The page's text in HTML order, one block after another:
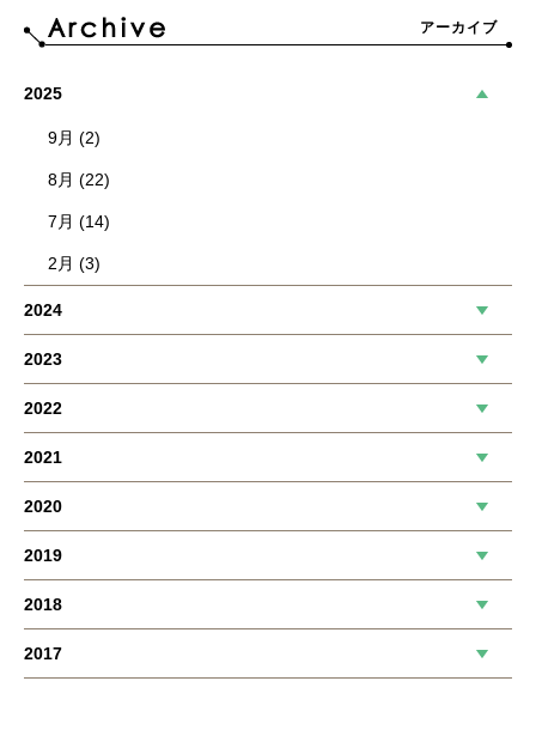
アーカイブ
2025
9月 (2)
8月 (22)
7月 (14)
2月 (3)
2024
2023
2022
2021
2020
2019
2018
2017